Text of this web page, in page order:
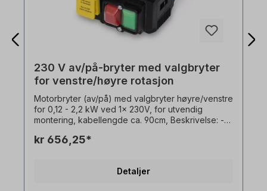
230 V av/på-bryter med valgbryter
for venstre/høyre rotasjon
Motorbryter (av/på) med valgbryter høyre/venstre
for 0,12 - 2,2 kW ved 1x 230V, for utvendig
montering, kabellengde ca. 90cm, Beskrivelse: -
1x230V,- omgivelsestemperatur -5°C til +40°C-
kr 656,25*
Detaljer